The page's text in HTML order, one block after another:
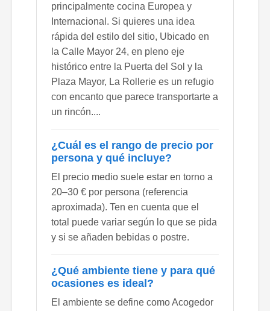
principalmente cocina Europea y
Internacional. Si quieres una idea
rápida del estilo del sitio, Ubicado en
la Calle Mayor 24, en pleno eje
histórico entre la Puerta del Sol y la
Plaza Mayor, La Rollerie es un refugio
con encanto que parece transportarte a
un rincón....
¿Cuál es el rango de precio por
persona y qué incluye?
El precio medio suele estar en torno a
20–30 € por persona (referencia
aproximada). Ten en cuenta que el
total puede variar según lo que se pida
y si se añaden bebidas o postre.
¿Qué ambiente tiene y para qué
ocasiones es ideal?
El ambiente se define como Acogedor